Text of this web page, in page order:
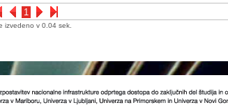
1
izvedeno v 0.04 sek.